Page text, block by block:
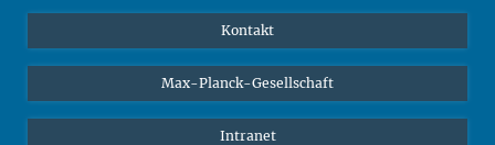
Schüler*innen
Kontakt
Max-Planck-Gesellschaft
Intranet